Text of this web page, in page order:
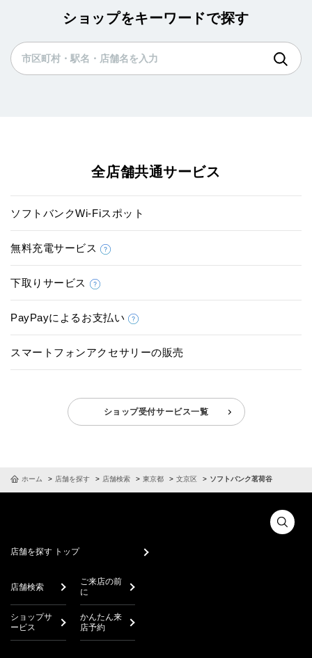
ショップをキーワードで探す
全店舗共通サービス
ソフトバンクWi-Fiスポット
無料充電サービス
下取りサービス
PayPayによるお支払い
スマートフォンアクセサリーの販売
ショップ受付サービス一覧
ホーム 店舗を探す 店舗検索 東京都 文京区 ソフトバンク茗荷谷
店舗を探す トップ
店舗検索
ご来店の前
に
ショップサ
ービス
かんたん来
店予約